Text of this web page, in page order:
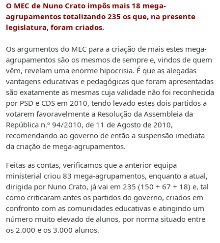
O MEC de Nuno Crato impôs mais 18 mega-
agrupamentos totalizando 235 os que, na presente
legislatura, foram criados.
Os argumentos do MEC para a criação de mais estes mega-
agrupamentos são os mesmos de sempre e, vindos de quem
vêm, revelam uma enorme hipocrisia. É que as alegadas
vantagens educativas e pedagógicas que foram apresentadas
são exatamente as mesmas cuja validade não foi reconhecida
por PSD e CDS em 2010, tendo levado estes dois partidos a
votarem favoravelmente a Resolução da Assembleia da
República n.º 94/2010, de 11 de Agosto de 2010,
recomendando ao governo de então a suspensão imediata
da criação de mega-agrupamentos.
Feitas as contas, verificamos que a anterior equipa
ministerial criou 83 mega-agrupamentos, enquanto a atual,
dirigida por Nuno Crato, já vai em 235 (150 + 67 + 18) e, tal
como criticaram antes os partidos do governo, criados em
confronto com as comunidades educativas e atingindo um
número muito elevado de alunos, por norma situado entre
os 2.000 e os 3.000 alunos.